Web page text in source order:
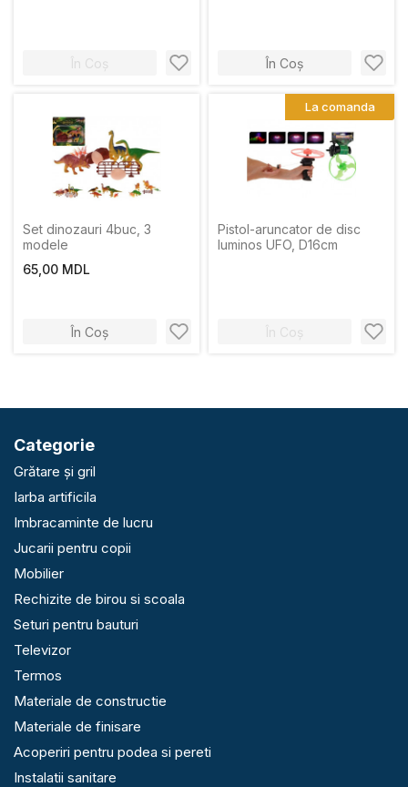
În Coș În Coș
Set dinozauri 4buc, 3
modele
65,00 MDL
În Coș
Pistol-aruncator de disc
luminos UFO, D16cm
În Coș
La comanda
Categorie
Grătare și gril
Iarba artificila
Imbracaminte de lucru
Jucarii pentru copii
Mobilier
Rechizite de birou si scoala
Seturi pentru bauturi
Televizor
Termos
Materiale de constructie
Materiale de finisare
Acoperiri pentru podea si pereti
Instalatii sanitare